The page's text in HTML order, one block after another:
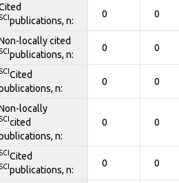
publications, n:
0 0
locally cited
publications, n:
0 0
Cited
n:
0 0
locally
cited
n:
0 0
Cited
publications, n:
0 0